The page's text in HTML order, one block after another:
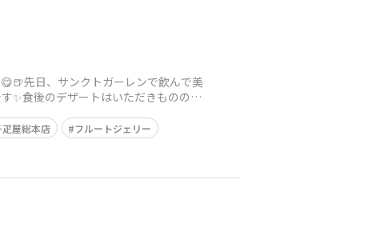
先日、サンクトガーレンで飲んで美
✨食後のデザートはいただきものの、
疋屋総本店 フルートジェリー